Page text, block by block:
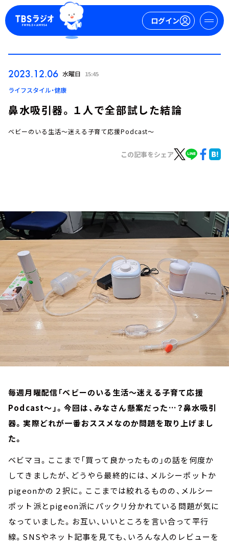
ログイン
ログイン
トピックス
TBS Podcast
お知らせ
イベント・グッズ
YouTube
会社情報
2023.12.06 水曜日 15:45
ライフスタイル・健康
鼻水吸引器。１人で全部試した結論
ベビーのいる生活～迷える子育て応援Podcast～
この記事をシェア
毎週月曜配信「ベビーのいる生活～迷える子育て応援
Podcast～」。今回は、みなさん懸案だった…？鼻水吸引
器。実際どれが一番おススメなのか問題を取り上げまし
た。
ベビマヨ。ここまで「買って良かったもの」の話を何度か
してきましたが、どうやら最終的には、メルシーポットか
pigeonかの２択に。ここまでは絞れるものの、メルシー
ポット派とpigeon派にパックリ分かれている問題が気に
なっていました。お互い、いいところを言い合って平行
線。SNSやネット記事を見ても、いろんな人のレビューを